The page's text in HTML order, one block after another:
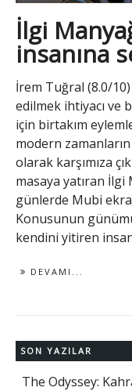
İlgi
insanına
İrem Tuğral (8.0/
edilmek ihtiyacı ve
için birtakım
modern
olarak karşımıza
masaya yatıran İlgi
günlerde Mubi
Konusunun
kendini yitiren
DEVAMI...
SON YAZILAR
The Odyssey: